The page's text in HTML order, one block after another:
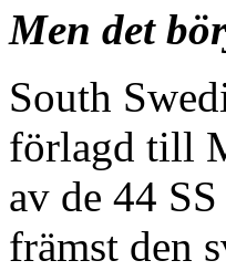
Men det
South
förlagd till
av de 44
främst den